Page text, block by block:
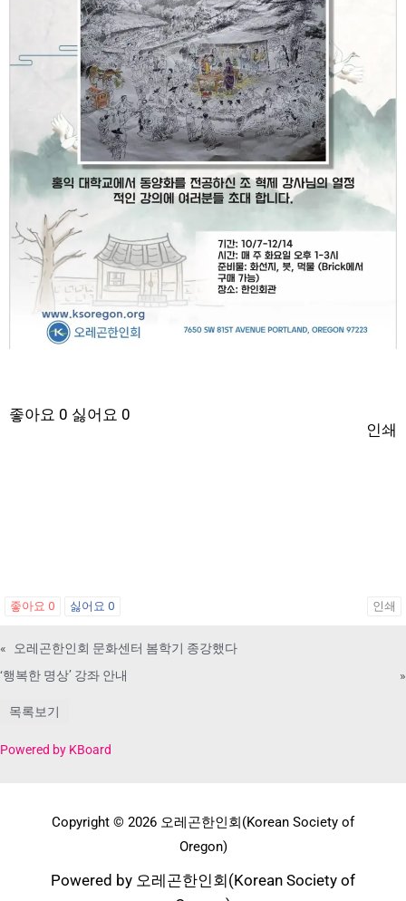
좋아요 0 싫어요 0
인쇄
좋아요 0 싫어요 0 인쇄
«
오레곤한인회 문화센터 봄학기 종강했다
‘행복한 명상’ 강좌 안내
»
목록보기
Powered by KBoard
Copyright © 2026 오레곤한인회(Korean Society of
Oregon)
Powered by 오레곤한인회(Korean Society of